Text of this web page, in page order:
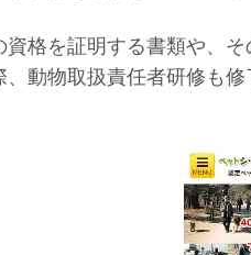
資格を証明する書類や、
、動物取扱責任者研修も修